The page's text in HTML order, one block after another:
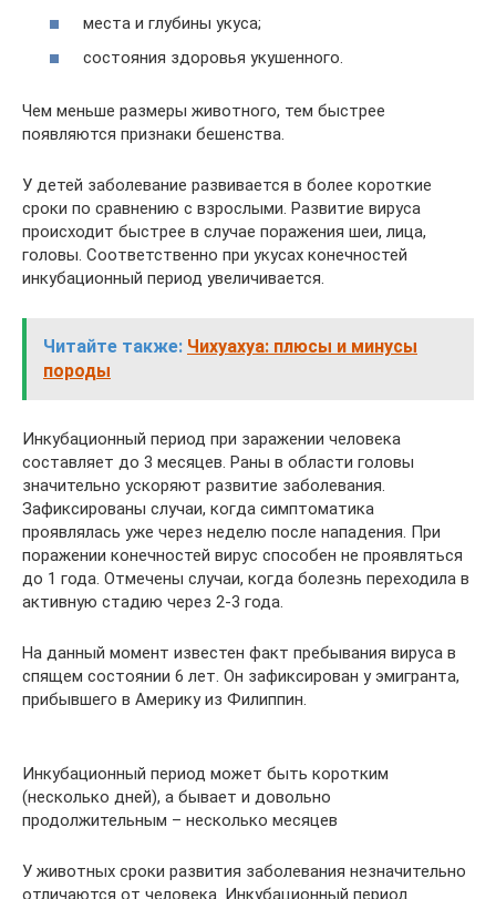
места и глубины укуса;
состояния здоровья укушенного.
Чем меньше размеры животного, тем быстрее
появляются признаки бешенства.
У детей заболевание развивается в более короткие
сроки по сравнению с взрослыми. Развитие вируса
происходит быстрее в случае поражения шеи, лица,
головы. Соответственно при укусах конечностей
инкубационный период увеличивается.
Читайте также: Чихуахуа: плюсы и минусы
породы
Инкубационный период при заражении человека
составляет до 3 месяцев. Раны в области головы
значительно ускоряют развитие заболевания.
Зафиксированы случаи, когда симптоматика
проявлялась уже через неделю после нападения. При
поражении конечностей вирус способен не проявляться
до 1 года. Отмечены случаи, когда болезнь переходила в
активную стадию через 2-3 года.
На данный момент известен факт пребывания вируса в
спящем состоянии 6 лет. Он зафиксирован у эмигранта,
прибывшего в Америку из Филиппин.
Инкубационный период может быть коротким
(несколько дней), а бывает и довольно
продолжительным – несколько месяцев
У животных сроки развития заболевания незначительно
отличаются от человека. Инкубационный период